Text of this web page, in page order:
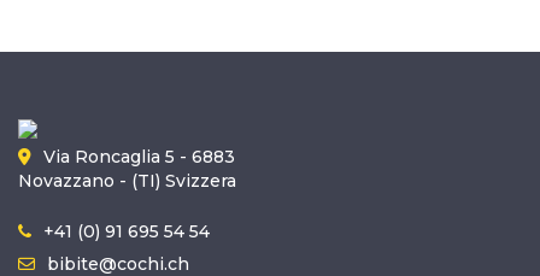
Via Roncaglia 5 - 6883
Novazzano - (TI) Svizzera
+41 (0) 91 695 54 54
bibite@cochi.ch